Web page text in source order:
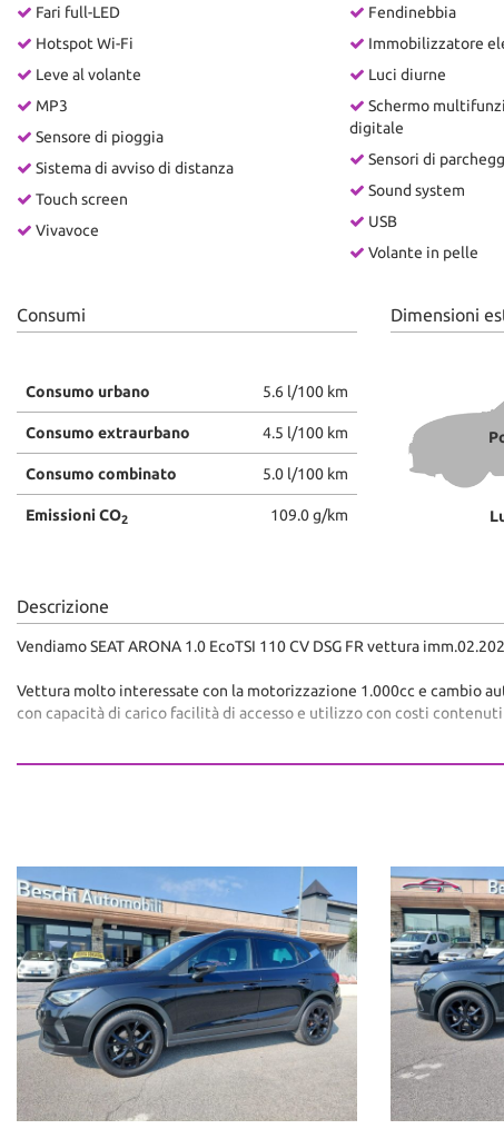
Fari full-LED
Hotspot Wi-Fi
Leve al volante
MP3
Sensore di pioggia
Sistema di avviso di distanza
Touch screen
Vivavoce
Fendinebbia
Immobilizzatore
Luci diurne
Schermo
digitale
Sensori di
Sound system
USB
Volante in pelle
Consumi
Consumo urbano 5.6 l/100 km
Consumo extraurbano 4.5 l/100 km
Consumo combinato 5.0 l/100 km
Emissioni CO2 109.0 g/km
Dimensioni
Descrizione
Vendiamo SEAT ARONA 1.0 EcoTSI 110 CV DSG FR vettura
Vettura molto interessate con la motorizzazione 1.000cc e cambio
con capacità di carico facilità di accesso e utilizzo con costi
Visibile presso il nostro show room di Molinetto di Mazzano (BS) Via
Gradito contatto telefonico per conferma visione o per